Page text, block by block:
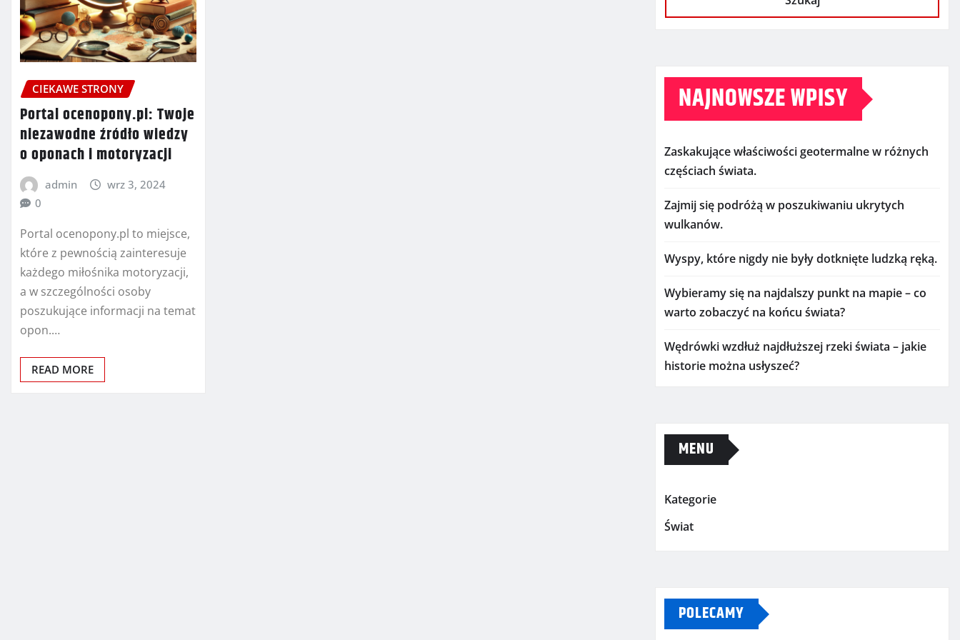
CIEKAWE STRONY
Portal ocenopony.pl: Twoje
niezawodne źródło wiedzy
o oponach i motoryzacji
admin
wrz 3, 2024
0
Portal ocenopony.pl to miejsce,
które z pewnością zainteresuje
każdego miłośnika motoryzacji,
a w szczególności osoby
poszukujące informacji na temat
opon.…
READ MORE
NAJNOWSZE WPISY
Zaskakujące właściwości geotermalne w różnych
częściach świata.
Zajmij się podróżą w poszukiwaniu ukrytych
wulkanów.
Wyspy, które nigdy nie były dotknięte ludzką ręką.
Wybieramy się na najdalszy punkt na mapie – co
warto zobaczyć na końcu świata?
Wędrówki wzdłuż najdłuższej rzeki świata – jakie
historie można usłyszeć?
MENU
Kategorie
Świat
POLECAMY